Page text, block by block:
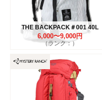
THE BACKPACK＃001 40L
6,000〜9,000円
（ランク：）